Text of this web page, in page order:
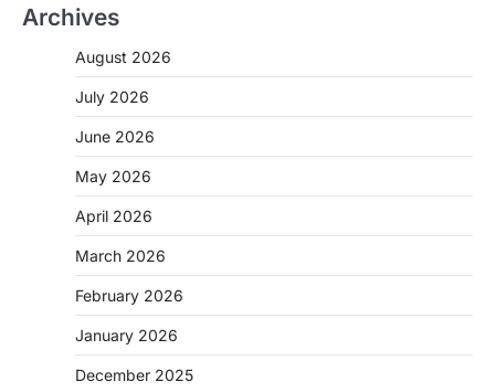
Archives
August 2026
July 2026
June 2026
May 2026
April 2026
March 2026
February 2026
January 2026
December 2025